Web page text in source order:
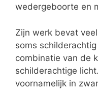
wedergeboorte en
Zijn werk bevat
soms
combinatie van de
schilderachtige
voornamelijk in